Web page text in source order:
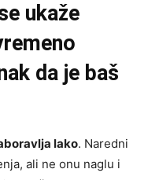
ukaže
da je baš
lako. Naredni
ali ne onu naglu i